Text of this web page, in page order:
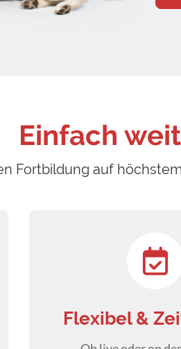
Einfach
Fortbildung auf
Flexibel &